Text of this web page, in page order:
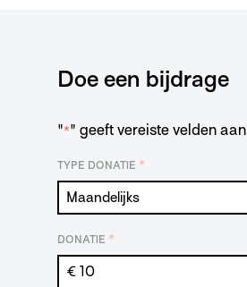
Doe een bijdrage
"*" geeft vereiste velden aan
TYPE DONATIE *
DONATIE *